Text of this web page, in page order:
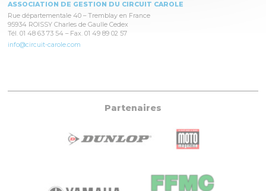
ASSOCIATION DE GESTION DU CIRCUIT CAROLE
Rue départementale 40 – Tremblay en France
95934 ROISSY Charles de Gaulle Cedex
Tél. 01 48 63 73 54 – Fax. 01 49 89 02 57
info@circuit-carole.com
Partenaires